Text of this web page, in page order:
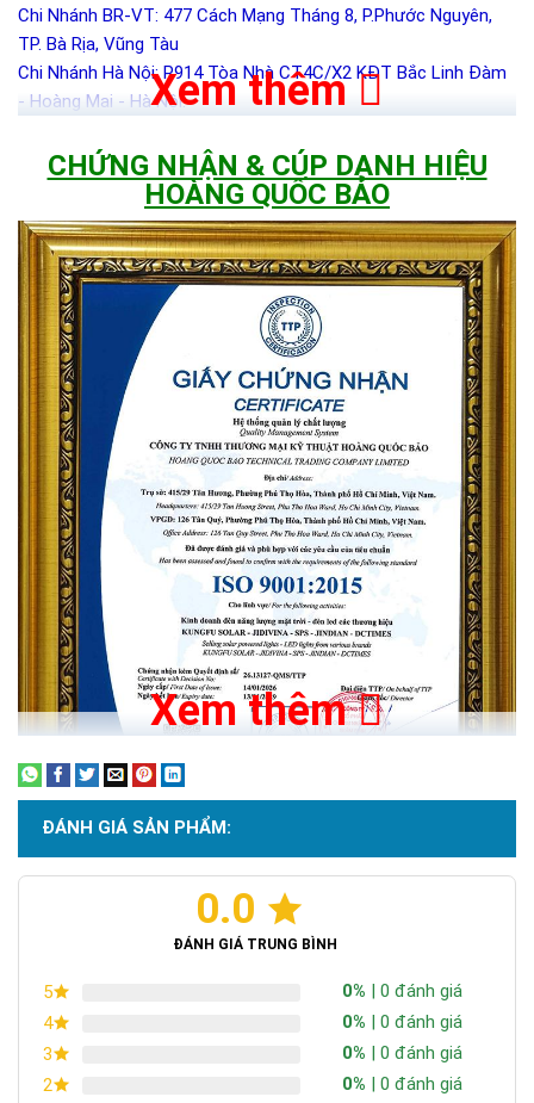
Chi Nhánh BR-VT: 477 Cách Mạng Tháng 8, P.Phước Nguyên,
TP. Bà Rịa, Vũng Tàu
Chi Nhánh Hà Nội: P914 Tòa Nhà CT4C/X2 KĐT Bắc Linh Đàm
- Hoàng Mai - Hà Nội.Xem thêm
CHỨNG NHẬN & CÚP DANH HIỆU
HOÀNG QUỐC BẢO
Chứng nhận ISO 9001:2015
Xem thêm
ĐÁNH GIÁ SẢN PHẨM:
0.0
ĐÁNH GIÁ TRUNG BÌNH
5 0% | 0 đánh giá
4
0% | 0 đánh giá
3
0% | 0 đánh giá
2
0% | 0 đánh giá